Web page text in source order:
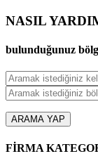
NASIL
bulunduğunuz
ARAMA YAP
FİRMA